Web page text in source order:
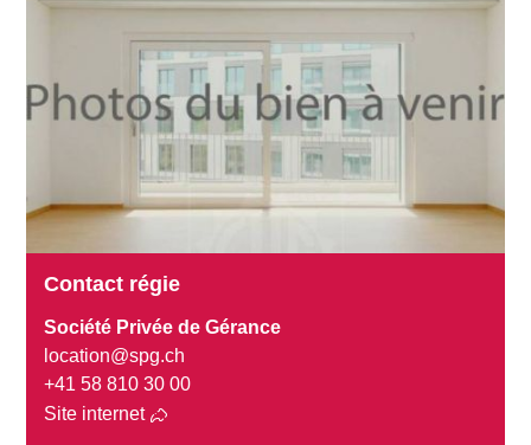
Contact régie
Société Privée de Gérance
location@spg.ch
+41 58 810 30 00
Site internet